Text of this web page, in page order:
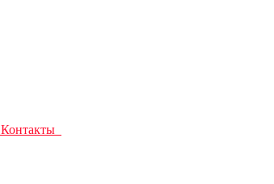
Контакты